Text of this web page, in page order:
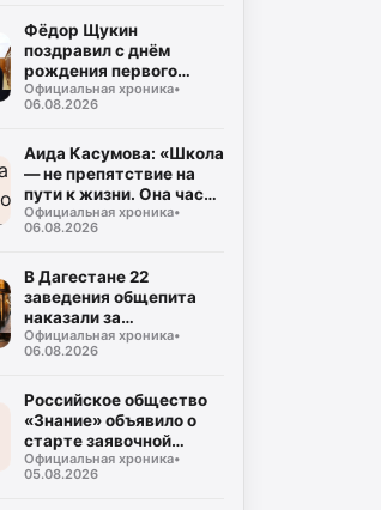
Махачкалы
Фёдор Щукин
поздравил с днём
рождения первого
президента РД Муху
Алиева
Официальная хроника•
06.08.2026
Аида Касумова: «Школа
— не препятствие на
пути к жизни. Она часть
подготовки к этой
жизни»
Официальная хроника•
06.08.2026
В Дагестане 22
заведения общепита
наказали за
использование мясо-
молочной продукции
Официальная хроника•
06.08.2026
Российское общество
«Знание» объявило о
старте заявочной
кампании на соискание
Просветительской
Официальная хроника•
05.08.2026